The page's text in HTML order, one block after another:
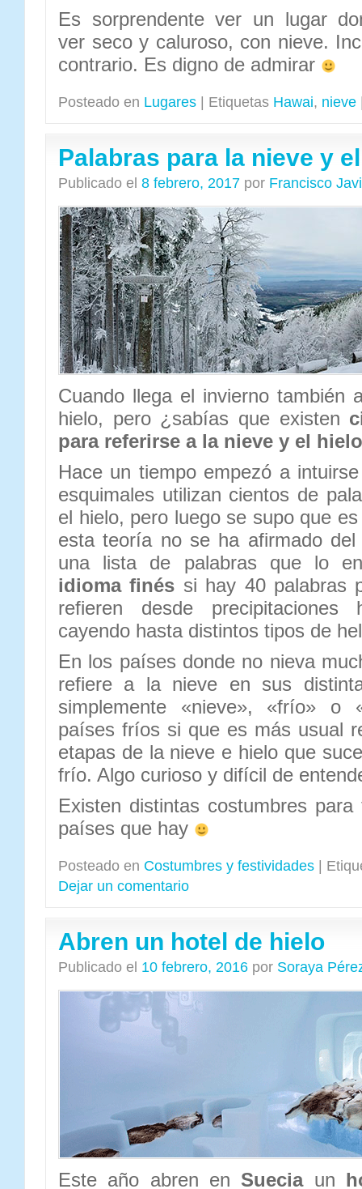
Es sorprendente ver un lugar
ver seco y caluroso, con nieve.
contrario. Es digno de admirar
Posteado en Lugares Etiquetas Hawai, nieve
Palabras para la nieve y
Publicado el 8 febrero, 2017 por Francisco
Cuando llega el invierno también
hielo, pero ¿sabías que existen
para referirse a la nieve y el hielo
Hace un tiempo empezó a
esquimales utilizan cientos de
el hielo, pero luego se supo que
esta teoría no se ha afirmado
una lista de palabras que lo
idioma finés si hay 40 palabras
refieren desde precipitaciones
cayendo hasta distintos tipos de
En los países donde no nieva
refiere a la nieve en sus
simplemente «nieve», «frío» o
países fríos si que es más usual
etapas de la nieve e hielo que
frío. Algo curioso y difícil de
Existen distintas costumbres
países que hay
Posteado en Costumbres y festividades
Dejar un comentario
Abren un hotel de hielo
Publicado el 10 febrero, 2016 por Soraya
Este año abren en Sueciaun